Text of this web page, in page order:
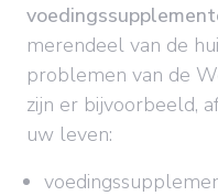
merendeel van de
problemen van de
zijn er bijvoorbeeld,
uw leven: